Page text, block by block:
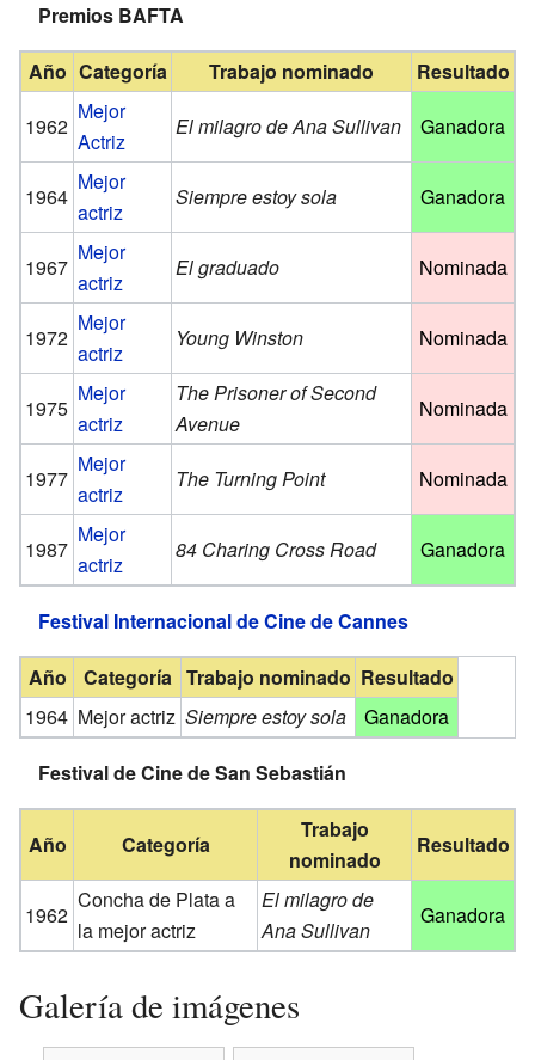
Premios BAFTA
Año Categoría Trabajo nominado
Resultado
1962
Mejor
Actriz
El milagro de Ana Sullivan Ganadora
1964
Mejor
actriz
Siempre estoy sola Ganadora
1967
Mejor
actriz
El graduado Nominada
1972
Mejor
actriz
Young Winston Nominada
1975
Mejor
actriz
The Prisoner of Second
Avenue
Nominada
1977
Mejor
actriz
The Turning Point Nominada
1987
Mejor
actriz
84 Charing Cross Road Ganadora
Festival Internacional de Cine de Cannes
Año Categoría Trabajo nominado Resultado
1964 Mejor actriz Siempre estoy sola Ganadora
Festival de Cine de San Sebastián
Año Categoría
Trabajo
nominado
Resultado
1962
Concha de Plata a
la mejor actriz
El milagro de
Ana Sullivan
Ganadora
Galería de imágenes